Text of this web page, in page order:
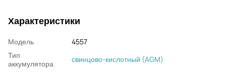
Характеристики
Модель
4557
Тип
аккумулятора
свинцово-кислотный (AGM)